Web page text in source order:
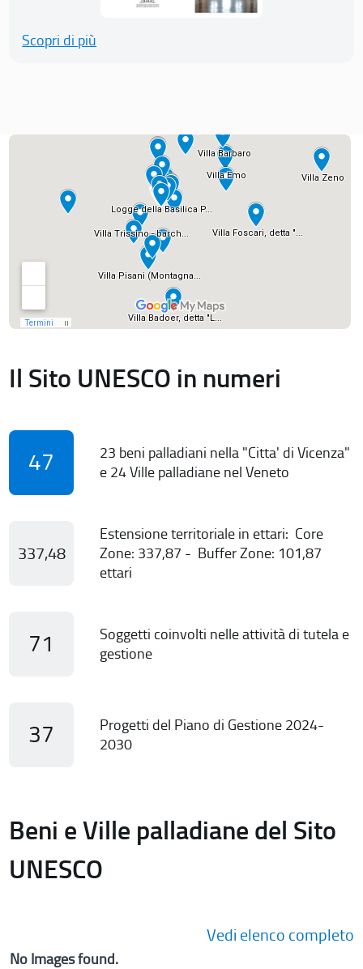
Scopri di più
Il Sito UNESCO in numeri
47
23 beni palladiani nella "Citta' di Vicenza"
e 24 Ville palladiane nel Veneto
337,48
Estensione territoriale in ettari: Core
Zone: 337,87 - Buffer Zone: 101,87
ettari
71
Soggetti coinvolti nelle attività di tutela e
gestione
37
Progetti del Piano di Gestione 2024-
2030
Beni e Ville palladiane del Sito
UNESCO
Vedi elenco completo
No Images found.